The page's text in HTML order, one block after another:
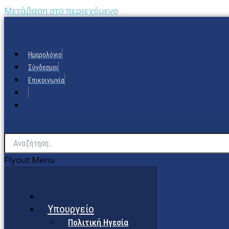
Μετάβαση στο περιεχόμενο
Ημερολόγιο
Σύνδεσμοι
Επικοινωνία
Flyout Menu
Υπουργείο
Πολιτική Ηγεσία